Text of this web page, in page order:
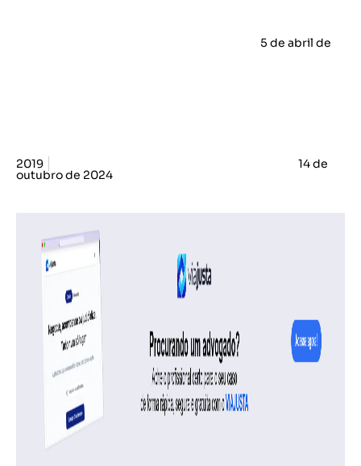
5 de abril de
2019 14 de
outubro de 2024